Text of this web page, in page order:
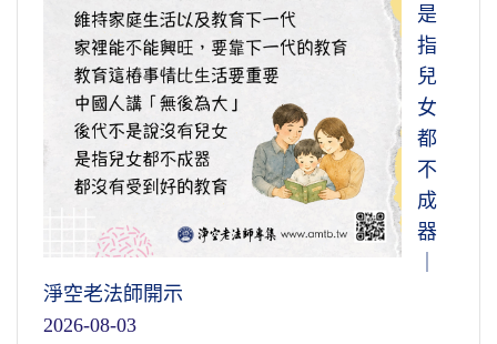
是
指
兒
女
都
不
成
器
淨空老法師開示
2026-08-03